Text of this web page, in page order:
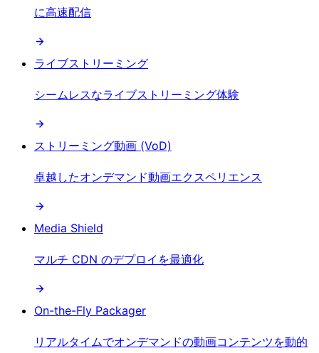
に高速配信
ライブストリーミング
シームレスなライブストリーミング体験
ストリーミング動画 (VoD)
卓越したオンデマンド動画エクスペリエンス
Media Shield
マルチ CDN のデプロイを最適化
On-the-Fly Packager
リアルタイムでオンデマンドの動画コンテンツを動的